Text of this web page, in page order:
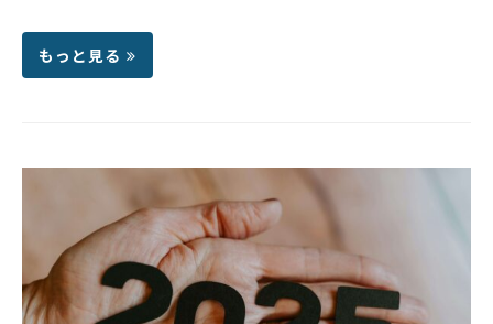
もっと見る